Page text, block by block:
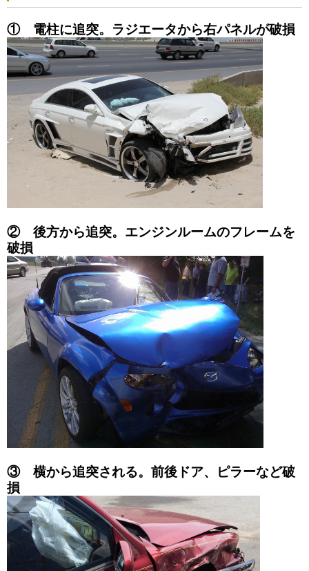
① 電柱に追突。ラジエータから右パネルが破損
② 後方から追突。エンジンルームのフレームを
破損
③ 横から追突される。前後ドア、ピラーなど破
損